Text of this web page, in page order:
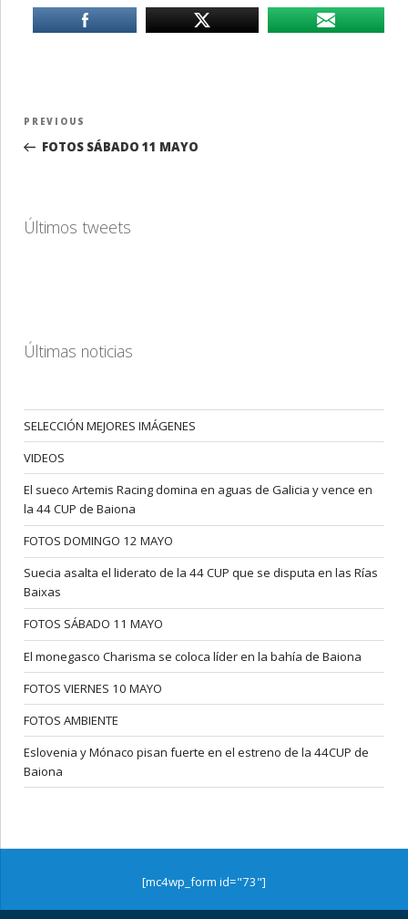
Navegación
entradas
Previous
Post
PREVIOUS
FOTOS SÁBADO 11 MAYO
Últimos tweets
Últimas noticias
SELECCIÓN MEJORES IMÁGENES
VIDEOS
El sueco Artemis Racing domina en aguas de Galicia y vence en
la 44 CUP de Baiona
FOTOS DOMINGO 12 MAYO
Suecia asalta el liderato de la 44 CUP que se disputa en las Rías
Baixas
FOTOS SÁBADO 11 MAYO
El monegasco Charisma se coloca líder en la bahía de Baiona
FOTOS VIERNES 10 MAYO
FOTOS AMBIENTE
Eslovenia y Mónaco pisan fuerte en el estreno de la 44CUP de
Baiona
[mc4wp_form id="73"]